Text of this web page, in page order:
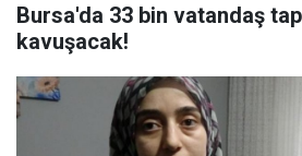
Bursa'da 33 bin vatandaş
kavuşacak!